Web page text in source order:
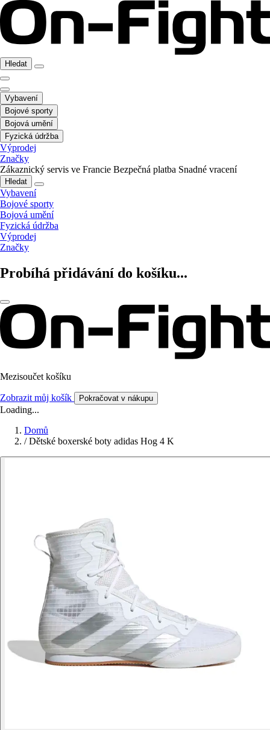
Hledat
Vybavení
Bojové sporty
Bojová umění
Fyzická údržba
Výprodej
Značky
Zákaznický servis ve Francie Bezpečná platba Snadné vracení
Hledat
Vybavení
Bojové sporty
Bojová umění
Fyzická údržba
Výprodej
Značky
Probíhá přidávání do košíku...
Mezisoučet košíku
Zobrazit můj košík Pokračovat v nákupu
Loading...
Domů
/ Dětské boxerské boty adidas Hog 4 K